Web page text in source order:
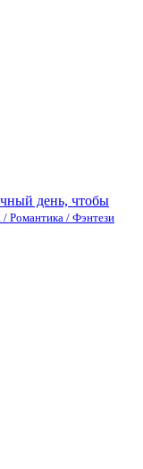
день, чтобы
Романтика / Фэнтези